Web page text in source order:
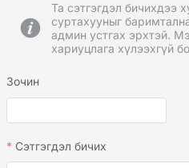
Та сэтгэгдэл бичихдээ
суртахууныг
админ устгах эрхтэй.
хариуцлага хүлээхгүй
Зочин
Сэтгэгдэл бичих